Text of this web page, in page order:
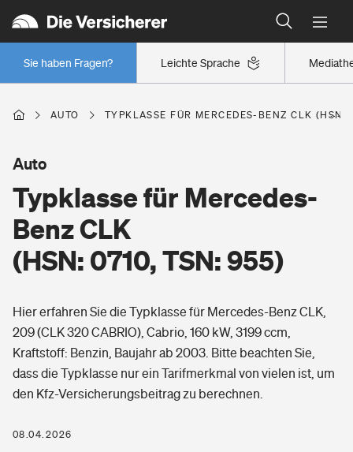
Leichte Sprache
Sie haben Fragen?
Wer versichert was: Jetzt Versicherer finden
Regionalklassen: So ist Ihre Region eingestuft
Wer versichert was: Jetzt Versicherer finden
Berufsunfähigkeitsversicherung
Arbeitsrechtsschutz
Berufshaftpflichtversicherung
Wohnen
Wohngebäudeversicherung
Hausratversicherung
Elementarversicherung
Photovoltaik
Wärmepumpen versichern
Pri­vate Haft­pflicht­
Rechts­schutz­ver­si­che­rung
Gesundheit
Private Krankenversicherung
AUTO TYPKLASSE FÜR MERCEDES-BENZ CLK
Typklasse für Mercedes-
Benz CLK
(HSN: 0710, TSN: 955)
Auto
Hier erfahren Sie die Typklasse für Mercedes-Benz CLK,
209 (CLK 320 CABRIO), Cabrio, 160 kW, 3199 ccm,
Kraftstoff: Benzin, Baujahr ab 2003. Bitte beachten Sie,
dass die Typklasse nur ein Tarifmerkmal von vielen ist, um
den Kfz-Versicherungsbeitrag zu berechnen.
08.04.2026